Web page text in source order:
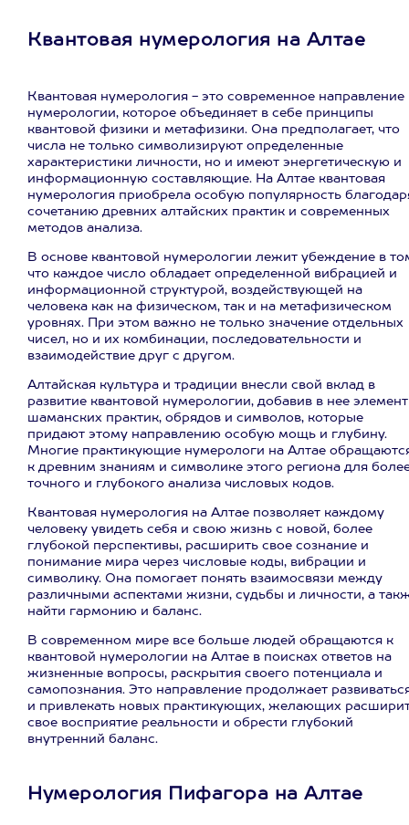
Квантовая нумерология на Алтае
Квантовая нумерология - это современное направление
нумерологии, которое объединяет в себе принципы
квантовой физики и метафизики. Она предполагает, что
числа не только символизируют определенные
характеристики личности, но и имеют энергетическую и
информационную составляющие. На Алтае квантовая
нумерология приобрела особую популярность
сочетанию древних алтайских практик и современных
методов анализа.
В основе квантовой нумерологии лежит убеждение в
что каждое число обладает определенной вибрацией и
информационной структурой, воздействующей на
человека как на физическом, так и на метафизическом
уровнях. При этом важно не только значение отдельных
чисел, но и их комбинации, последовательности и
взаимодействие друг с другом.
Алтайская культура и традиции внесли свой вклад в
развитие квантовой нумерологии, добавив в нее
шаманских практик, обрядов и символов, которые
придают этому направлению особую мощь и глубину.
Многие практикующие нумерологи на Алтае
к древним знаниям и символике этого региона для
точного и глубокого анализа числовых кодов.
Квантовая нумерология на Алтае позволяет каждому
человеку увидеть себя и свою жизнь с новой, более
глубокой перспективы, расширить свое сознание и
понимание мира через числовые коды, вибрации и
символику. Она помогает понять взаимосвязи между
различными аспектами жизни, судьбы и личности, а
найти гармонию и баланс.
В современном мире все больше людей обращаются к
квантовой нумерологии на Алтае в поисках ответов на
жизненные вопросы, раскрытия своего потенциала и
самопознания. Это направление продолжает
и привлекать новых практикующих, желающих
свое восприятие реальности и обрести глубокий
внутренний баланс.
Нумерология Пифагора на Алтае